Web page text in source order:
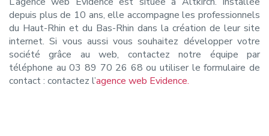
depuis plus de 10 ans, elle accompagne les professionnels
du Haut-Rhin et du Bas-Rhin dans la création de leur site
internet. Si vous aussi vous souhaitez développer votre
société grâce au web, contactez notre équipe par
téléphone au 03 89 70 26 68 ou utiliser le formulaire de
contact : contactez l’agence web Evidence.